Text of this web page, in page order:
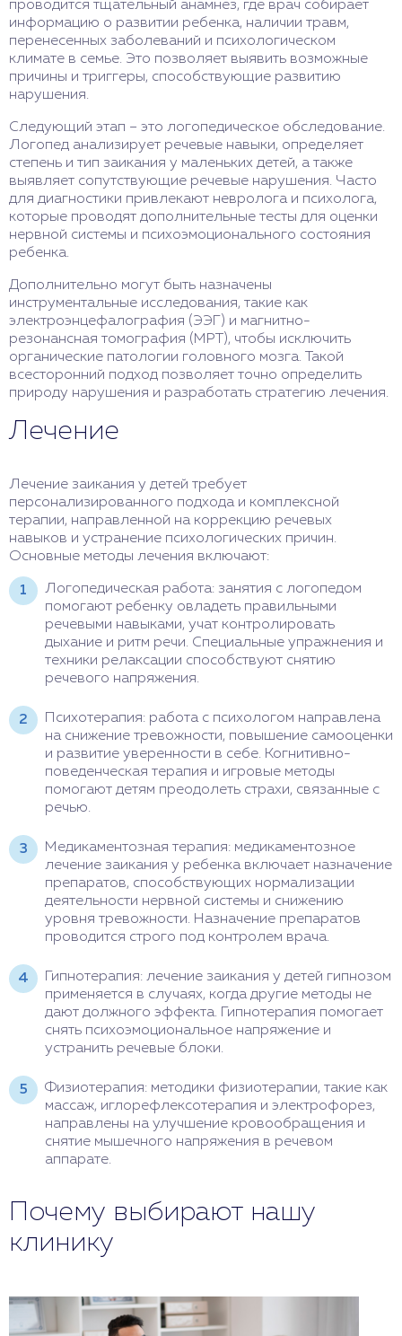
проводится тщательный анамнез, где врач собирает
информацию о развитии ребенка, наличии травм,
перенесенных заболеваний и психологическом
климате в семье. Это позволяет выявить возможные
причины и триггеры, способствующие развитию
нарушения.
Следующий этап – это логопедическое обследование.
Логопед анализирует речевые навыки, определяет
степень и тип заикания у маленьких детей, а также
выявляет сопутствующие речевые нарушения. Часто
для диагностики привлекают невролога и психолога,
которые проводят дополнительные тесты для оценки
нервной системы и психоэмоционального состояния
ребенка.
Дополнительно могут быть назначены
инструментальные исследования, такие как
электроэнцефалография (ЭЭГ) и магнитно-
резонансная томография (МРТ), чтобы исключить
органические патологии головного мозга. Такой
всесторонний подход позволяет точно определить
природу нарушения и разработать стратегию лечения.
Лечение
Лечение заикания у детей требует
персонализированного подхода и комплексной
терапии, направленной на коррекцию речевых
навыков и устранение психологических причин.
Основные методы лечения включают:
Логопедическая работа: занятия с логопедом
помогают ребенку овладеть правильными
речевыми навыками, учат контролировать
дыхание и ритм речи. Специальные упражнения и
техники релаксации способствуют снятию
речевого напряжения.
Психотерапия: работа с психологом направлена
на снижение тревожности, повышение самооценки
и развитие уверенности в себе. Когнитивно-
поведенческая терапия и игровые методы
помогают детям преодолеть страхи, связанные с
речью.
Медикаментозная терапия: медикаментозное
лечение заикания у ребенка включает назначение
препаратов, способствующих нормализации
деятельности нервной системы и снижению
уровня тревожности. Назначение препаратов
проводится строго под контролем врача.
Гипнотерапия: лечение заикания у детей гипнозом
применяется в случаях, когда другие методы не
дают должного эффекта. Гипнотерапия помогает
снять психоэмоциональное напряжение и
устранить речевые блоки.
Физиотерапия: методики физиотерапии, такие как
массаж, иглорефлексотерапия и электрофорез,
направлены на улучшение кровообращения и
снятие мышечного напряжения в речевом
аппарате.
Почему выбирают нашу
клинику